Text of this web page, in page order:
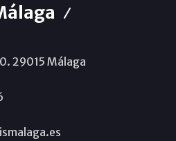
29015 Málaga